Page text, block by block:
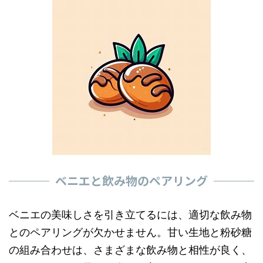
ベニエと飲み物のペアリング
ベニエの美味しさを引き立てるには、適切な飲み物
とのペアリングが欠かせません。甘い生地と粉砂糖
の組み合わせは、さまざまな飲み物と相性が良く、